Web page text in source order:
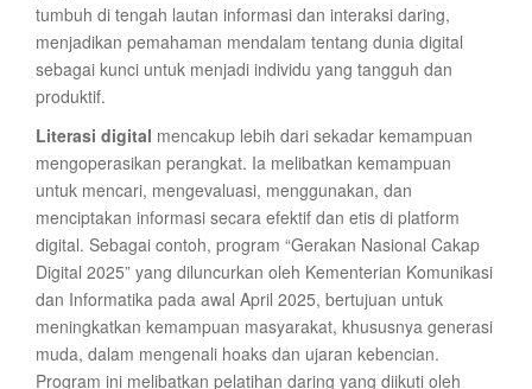
tumbuh di tengah lautan informasi dan interaksi daring,
menjadikan pemahaman mendalam tentang dunia digital
sebagai kunci untuk menjadi individu yang tangguh dan
produktif.
Literasi digital mencakup lebih dari sekadar kemampuan
mengoperasikan perangkat. Ia melibatkan kemampuan
untuk mencari, mengevaluasi, menggunakan, dan
menciptakan informasi secara efektif dan etis di platform
digital. Sebagai contoh, program “Gerakan Nasional Cakap
Digital 2025” yang diluncurkan oleh Kementerian Komunikasi
dan Informatika pada awal April 2025, bertujuan untuk
meningkatkan kemampuan masyarakat, khususnya generasi
muda, dalam mengenali hoaks dan ujaran kebencian.
Program ini melibatkan pelatihan daring yang diikuti oleh